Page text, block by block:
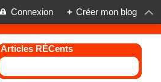
Connexion + Créer mon blog
Articles RÉCents